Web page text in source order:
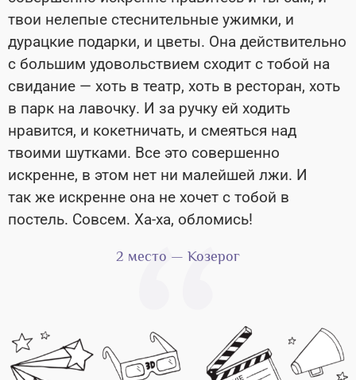
твои нелепые стеснительные ужимки, и
дурацкие подарки, и цветы. Она действительно
с большим удовольствием сходит с тобой на
свидание — хоть в театр, хоть в ресторан, хоть
в парк на лавочку. И за ручку ей ходить
нравится, и кокетничать, и смеяться над
твоими шутками. Все это совершенно
искренне, в этом нет ни малейшей лжи. И
так же искренне она не хочет с тобой в
постель. Совсем. Ха-ха, обломись!
2 место — Козерог